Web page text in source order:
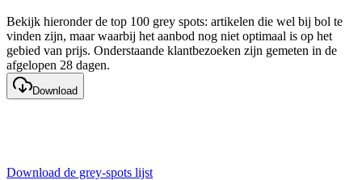
Bekijk hieronder de top 100 grey spots: artikelen die wel bij bol te
vinden zijn, maar waarbij het aanbod nog niet optimaal is op het
gebied van prijs. Onderstaande klantbezoeken zijn gemeten in de
afgelopen 28 dagen.
Download
Download de grey-spots lijst